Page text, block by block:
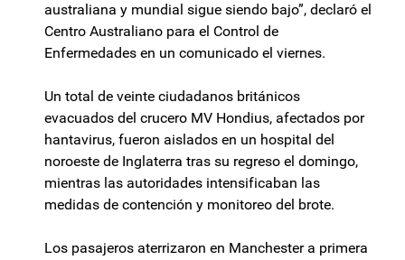
australiana y mundial sigue siendo bajo”, declaró el
Centro Australiano para el Control de
Enfermedades en un comunicado el viernes.
Un total de veinte ciudadanos británicos
evacuados del crucero MV Hondius, afectados por
hantavirus, fueron aislados en un hospital del
noroeste de Inglaterra tras su regreso el domingo,
mientras las autoridades intensificaban las
medidas de contención y monitoreo del brote.
Los pasajeros aterrizaron en Manchester a primera